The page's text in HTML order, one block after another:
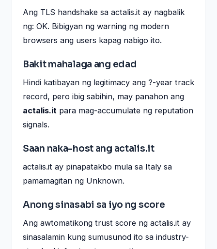
Ang TLS handshake sa actalis.it ay nagbalik
ng: OK. Bibigyan ng warning ng modern
browsers ang users kapag nabigo ito.
Bakit mahalaga ang edad
Hindi katibayan ng legitimacy ang ?-year track
record, pero ibig sabihin, may panahon ang
actalis.it para mag-accumulate ng reputation
signals.
Saan naka-host ang actalis.it
actalis.it ay pinapatakbo mula sa Italy sa
pamamagitan ng Unknown.
Anong sinasabi sa iyo ng score
Ang awtomatikong trust score ng actalis.it ay
sinasalamin kung sumusunod ito sa industry-